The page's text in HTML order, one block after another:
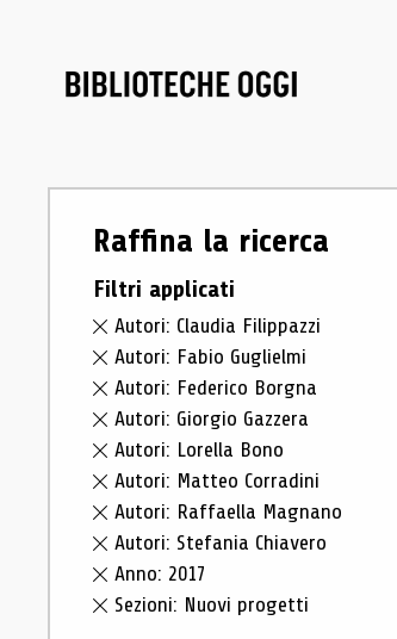
Raffina la ricerca
Filtri applicati
Autori: Claudia Filippazzi
Autori: Fabio Guglielmi
Autori: Federico Borgna
Autori: Giorgio Gazzera
Autori: Lorella Bono
Autori: Matteo Corradini
Autori: Raffaella Magnano
Autori: Stefania Chiavero
Anno: 2017
Sezioni: Nuovi progetti